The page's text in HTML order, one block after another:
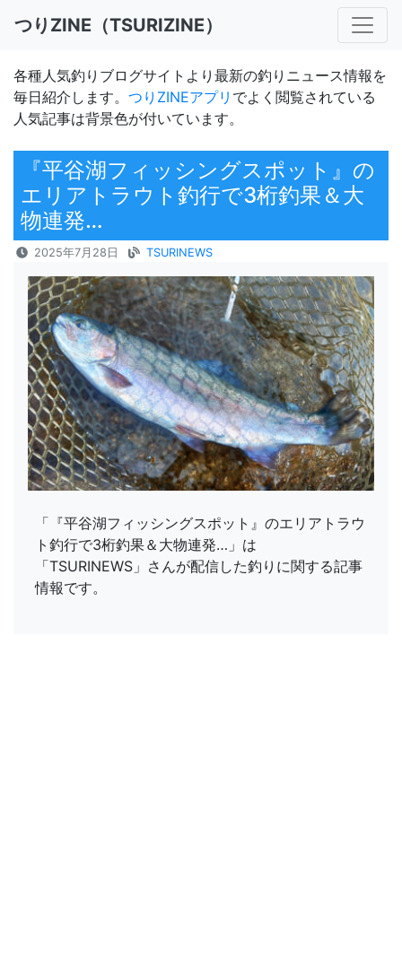
つりZINE（TSURIZINE）
各種人気釣りブログサイトより最新の釣りニュース情報を
毎日紹介します。 つりZINEアプリ でよく閲覧されている
人気記事は背景色が付いています。
『平谷湖フィッシングスポット』の
エリアトラウト釣行で3桁釣果＆大
物連発…
2025年7月28日 TSURINEWS
「『平谷湖フィッシングスポット』のエリアトラウ
ト釣行で3桁釣果＆大物連発…」は
「TSURINEWS」さんが配信した釣りに関する記事
情報です。